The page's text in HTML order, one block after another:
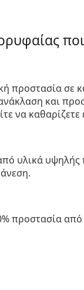
προστασία σε
και
να καθαρίζετε
υλικά
προστασία από